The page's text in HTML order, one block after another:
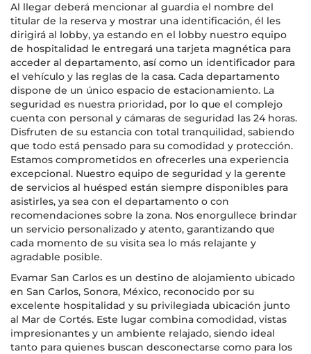
Al llegar deberá mencionar al guardia el nombre del
titular de la reserva y mostrar una identificación, él les
dirigirá al lobby, ya estando en el lobby nuestro equipo
de hospitalidad le entregará una tarjeta magnética para
acceder al departamento, así como un identificador para
el vehículo y las reglas de la casa. Cada departamento
dispone de un único espacio de estacionamiento. La
seguridad es nuestra prioridad, por lo que el complejo
cuenta con personal y cámaras de seguridad las 24 horas.
Disfruten de su estancia con total tranquilidad, sabiendo
que todo está pensado para su comodidad y protección.
Estamos comprometidos en ofrecerles una experiencia
excepcional. Nuestro equipo de seguridad y la gerente
de servicios al huésped están siempre disponibles para
asistirles, ya sea con el departamento o con
recomendaciones sobre la zona. Nos enorgullece brindar
un servicio personalizado y atento, garantizando que
cada momento de su visita sea lo más relajante y
agradable posible.
Evamar San Carlos es un destino de alojamiento ubicado
en San Carlos, Sonora, México, reconocido por su
excelente hospitalidad y su privilegiada ubicación junto
al Mar de Cortés. Este lugar combina comodidad, vistas
impresionantes y un ambiente relajado, siendo ideal
tanto para quienes buscan desconectarse como para los